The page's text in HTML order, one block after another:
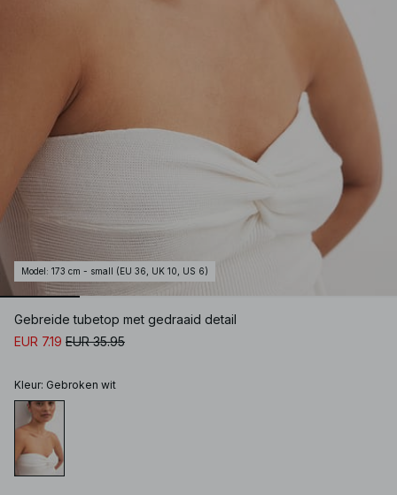
Model : 173 cm - small (EU 36, UK 10, US 6)
Gebreide tubetop met gedraaid detail
EUR 7.19 EUR 35.95
Kleur: Gebroken wit